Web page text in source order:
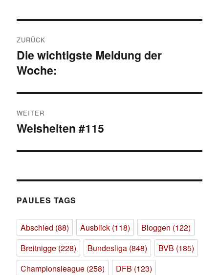
ZURÜCK
Vorheriger
Beitrag:
Die wichtigste Meldung der
Woche:
WEITER
Nächster
Weisheiten #115
PAULES TAGS
Abschied (88) Ausblick (118) Bloggen (122)
Breitnigge (228) Bundesliga (848) BVB (185)
Championsleague (258) DFB (123)